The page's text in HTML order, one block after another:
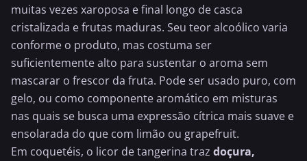
muitas vezes xaroposa e final longo de casca
cristalizada e frutas maduras. Seu teor alcoólico varia
conforme o produto, mas costuma ser
suficientemente alto para sustentar o aroma sem
mascarar o frescor da fruta. Pode ser usado puro, com
gelo, ou como componente aromático em misturas
nas quais se busca uma expressão cítrica mais suave e
ensolarada do que com limão ou grapefruit.
Em coquetéis, o licor de tangerina traz doçura,